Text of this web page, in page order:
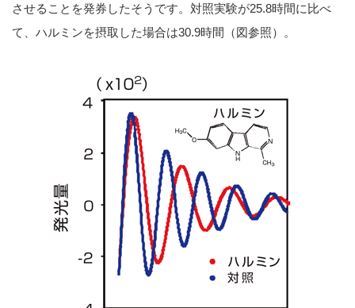
させることを発券したそうです。対照実験が25.8時間に比べ
て、ハルミンを摂取した場合は30.9時間（図参照）。